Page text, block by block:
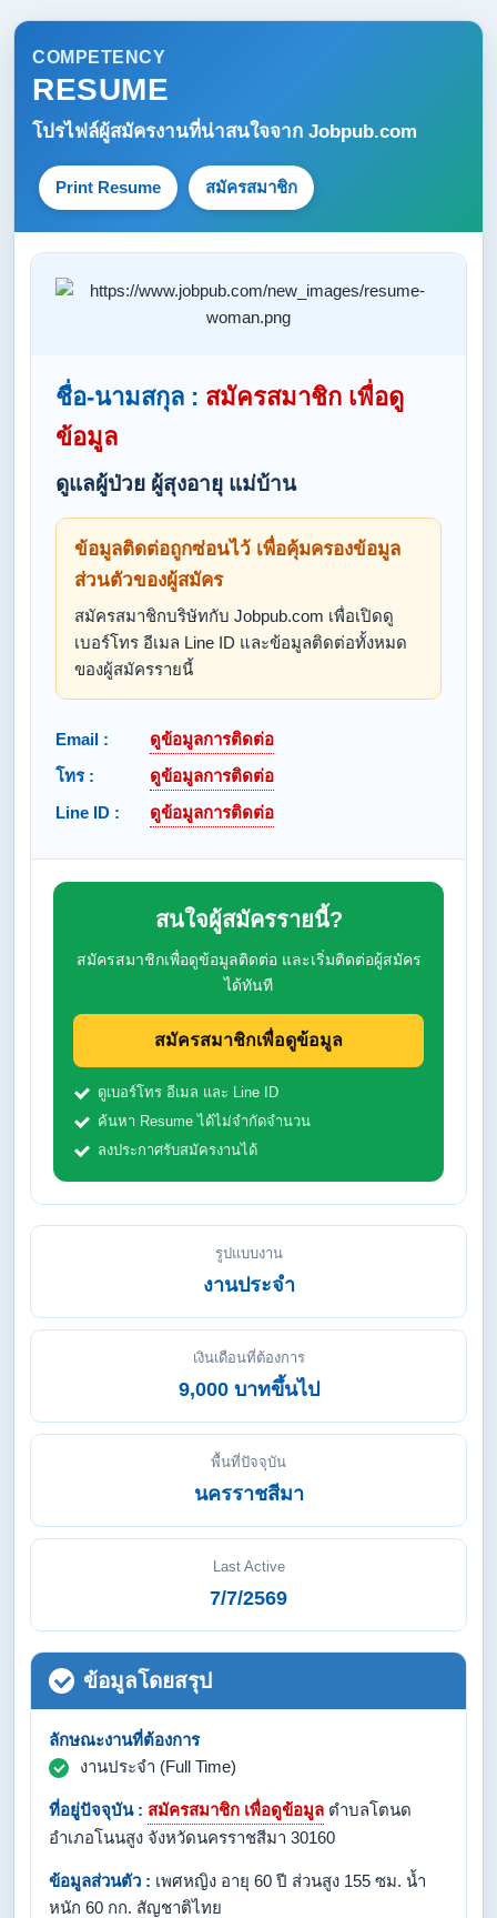
COMPETENCY
RESUME
โปรไฟล์ผู้สมัครงานที่น่าสนใจจาก Jobpub.com
Print Resume สมัครสมาชิก
ชื่อ-นามสกุล : สมัครสมาชิก เพื่อดู
ข้อมูล
ดูแลผู้ป่วย ผู้สุงอายุ แม่บ้าน
ข้อมูลติดต่อถูกซ่อนไว้ เพื่อคุ้มครองข้อมูล
ส่วนตัวของผู้สมัคร
สมัครสมาชิกบริษัทกับ Jobpub.com เพื่อเปิดดู
เบอร์โทร อีเมล Line ID และข้อมูลติดต่อทั้งหมด
ของผู้สมัครรายนี้
Email :
ดูข้อมูลการติดต่อ
โทร :
ดูข้อมูลการติดต่อ
Line ID :
ดูข้อมูลการติดต่อ
สนใจผู้สมัครรายนี้?
สมัครสมาชิกเพื่อดูข้อมูลติดต่อ และเริ่มติดต่อผู้สมัคร
ได้ทันที
สมัครสมาชิกเพื่อดูข้อมูล
ดูเบอร์โทร อีเมล และ Line ID
ค้นหา Resume ได้ไม่จำกัดจำนวน
ลงประกาศรับสมัครงานได้
รูปแบบงาน
งานประจำ
เงินเดือนที่ต้องการ
9,000 บาทขึ้นไป
พื้นที่ปัจจุบัน
นครราชสีมา
Last Active
7/7/2569
ข้อมูลโดยสรุป
ลักษณะงานที่ต้องการ
งานประจำ (Full Time)
ที่อยู่ปัจจุบัน : สมัครสมาชิก เพื่อดูข้อมูล ตำบลโตนด
อำเภอโนนสูง จังหวัดนครราชสีมา 30160
ข้อมูลส่วนตัว : เพศหญิง อายุ 60 ปี ส่วนสูง 155 ซม. น้ำ
หนัก 60 กก. สัญชาติไทย